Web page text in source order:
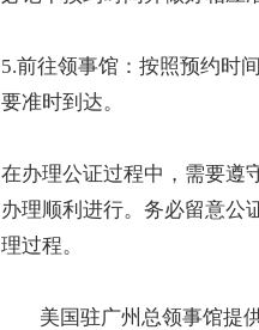
5.前往领事馆：按照预约时
要准时到达。
在办理公证过程中，需要遵
办理顺利进行。务必留意公
理过程。
美国驻广州总领事馆提供